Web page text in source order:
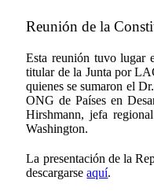
Reunión de la
Esta reunión tuvo lugar
titular de la Junta por
quienes se sumaron el
ONG de Países en
Hirshmann, jefa
Washington.
La presentación de la
descargarseaquí.